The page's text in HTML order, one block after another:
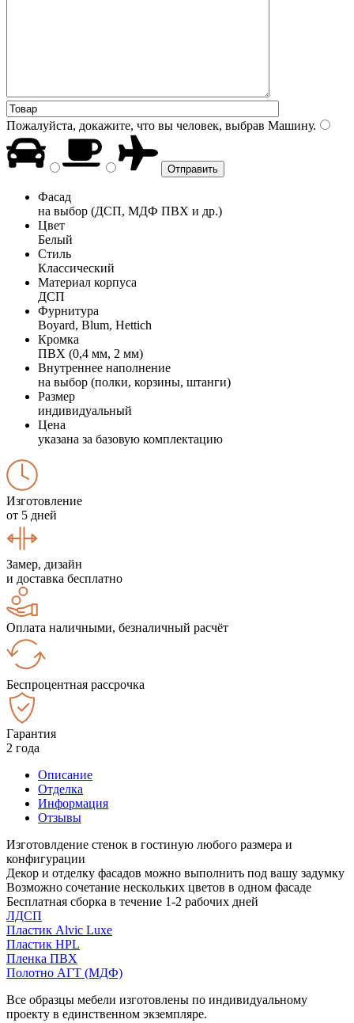
Пожалуйста, докажите, что вы человек, выбрав Машину.
Фасад
на выбор (ДСП, МДФ ПВХ и др.)
Цвет
Белый
Стиль
Классический
Материал корпуса
ДСП
Фурнитура
Boyard, Blum, Hettich
Кромка
ПВХ (0,4 мм, 2 мм)
Внутреннее наполнение
на выбор (полки, корзины, штанги)
Размер
индивидуальный
Цена
указана за базовую комплектацию
Изготовление
от 5 дней
Замер, дизайн
и доставка бесплатно
Оплата наличными, безналичный расчёт
Беспроцентная рассрочка
Гарантия
2 года
Описание
Отделка
Информация
Отзывы
Изготовлдение стенок в гостиную любого размера и
конфигурации
Декор и отделку фасадов можно выполнить под вашу задумку
Возможно сочетание нескольких цветов в одном фасаде
Бесплатная сборка в течение 1-2 рабочих дней
ЛДСП
Пластик Alvic Luxe
Пластик HPL
Пленка ПВХ
Полотно АГТ (МДФ)
Все образцы мебели изготовлены по индивидуальному
проекту в единственном экземпляре.